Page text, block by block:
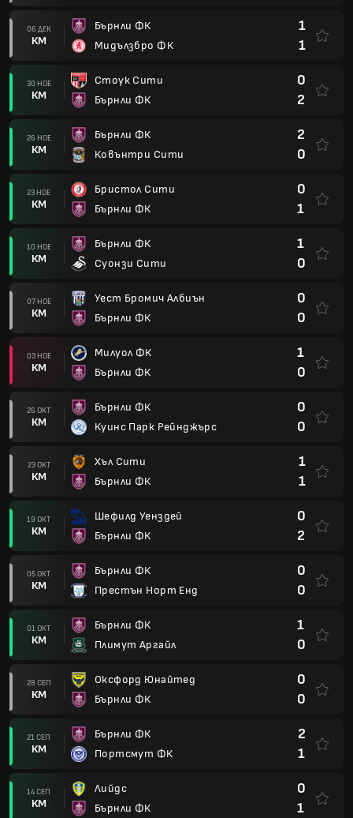
06 ДЕК
КМ
Бърнли ФК
Мидълзбро ФК
1
1
30 НОЕ
КМ
Стоук Сити
Бърнли ФК
0
2
26 НОЕ
КМ
Бърнли ФК
Ковънтри Сити
2
0
23 НОЕ
КМ
Бристол Сити
Бърнли ФК
0
1
10 НОЕ
КМ
Бърнли ФК
Суонзи Сити
1
0
07 НОЕ
КМ
Уест Бромич Албиън
Бърнли ФК
0
0
03 НОЕ
КМ
Милуол ФК
Бърнли ФК
1
0
26 ОКТ
КМ
Бърнли ФК
Куинс Парк Рейнджърс
0
0
23 ОКТ
КМ
Хъл Сити
Бърнли ФК
1
1
19 ОКТ
КМ
Шефилд Уенздей
Бърнли ФК
0
2
05 ОКТ
КМ
Бърнли ФК
Престън Норт Енд
0
0
01 ОКТ
КМ
Бърнли ФК
Плимут Аргайл
1
0
28 СЕП
КМ
Оксфорд Юнайтед
Бърнли ФК
0
0
21 СЕП
КМ
Бърнли ФК
Портсмут ФК
2
1
14 СЕП
КМ
Лийдс
Бърнли ФК
0
1